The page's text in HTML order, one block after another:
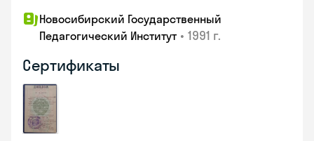
Новосибирский Государственный
Педагогический Институт • 1991 г.
Сертификаты